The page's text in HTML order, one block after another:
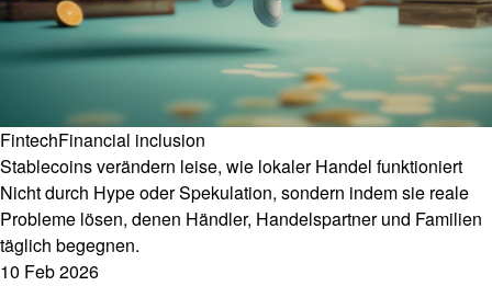
FintechFinancial inclusion
Stablecoins verändern leise, wie lokaler Handel funktioniert
Nicht durch Hype oder Spekulation, sondern indem sie reale
Probleme lösen, denen Händler, Handelspartner und Familien
täglich begegnen.
10 Feb 2026